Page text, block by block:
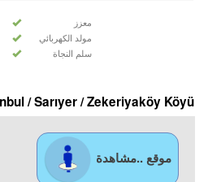
معزز
مولد الكهربائي
سلم النجاة
/ Sarıyer/ Zekeriyaköy Köyü
موقع ..مشاهدة